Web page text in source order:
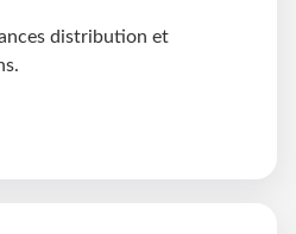
distribution et